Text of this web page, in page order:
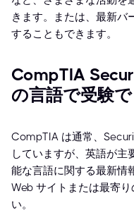
きます。または、最新バ
することもできます。
CompTIA
の言語で受験
CompTIA は通常、
していますが、英語が主
能な言語に関する最新情
Web サイトまたは最寄
い。